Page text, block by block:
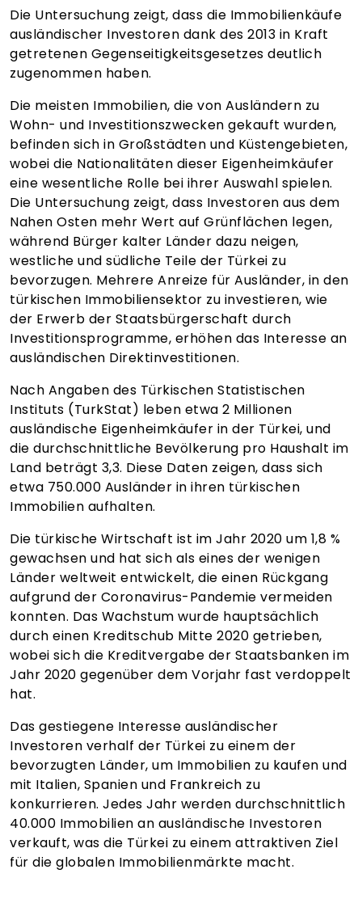
Die Untersuchung zeigt, dass die Immobilienkäufe
ausländischer Investoren dank des 2013 in Kraft
getretenen Gegenseitigkeitsgesetzes deutlich
zugenommen haben.
Die meisten Immobilien, die von Ausländern zu
Wohn- und Investitionszwecken gekauft wurden,
befinden sich in Großstädten und Küstengebieten,
wobei die Nationalitäten dieser Eigenheimkäufer
eine wesentliche Rolle bei ihrer Auswahl spielen.
Die Untersuchung zeigt, dass Investoren aus dem
Nahen Osten mehr Wert auf Grünflächen legen,
während Bürger kalter Länder dazu neigen,
westliche und südliche Teile der Türkei zu
bevorzugen. Mehrere Anreize für Ausländer, in den
türkischen Immobiliensektor zu investieren, wie
der Erwerb der Staatsbürgerschaft durch
Investitionsprogramme, erhöhen das Interesse an
ausländischen Direktinvestitionen.
Nach Angaben des Türkischen Statistischen
Instituts (TurkStat) leben etwa 2 Millionen
ausländische Eigenheimkäufer in der Türkei, und
die durchschnittliche Bevölkerung pro Haushalt im
Land beträgt 3,3. Diese Daten zeigen, dass sich
etwa 750.000 Ausländer in ihren türkischen
Immobilien aufhalten.
Die türkische Wirtschaft ist im Jahr 2020 um 1,8 %
gewachsen und hat sich als eines der wenigen
Länder weltweit entwickelt, die einen Rückgang
aufgrund der Coronavirus-Pandemie vermeiden
konnten. Das Wachstum wurde hauptsächlich
durch einen Kreditschub Mitte 2020 getrieben,
wobei sich die Kreditvergabe der Staatsbanken im
Jahr 2020 gegenüber dem Vorjahr fast verdoppelt
hat.
Das gestiegene Interesse ausländischer
Investoren verhalf der Türkei zu einem der
bevorzugten Länder, um Immobilien zu kaufen und
mit Italien, Spanien und Frankreich zu
konkurrieren. Jedes Jahr werden durchschnittlich
40.000 Immobilien an ausländische Investoren
verkauft, was die Türkei zu einem attraktiven Ziel
für die globalen Immobilienmärkte macht.